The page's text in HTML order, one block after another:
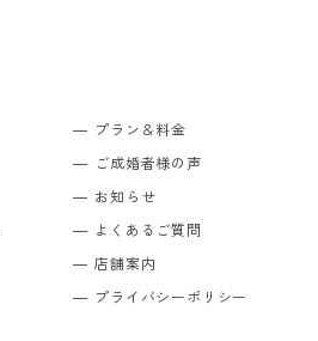
プラン＆料金
ご成婚者様の声
お知らせ
よくあるご質問
店舗案内
プライバシーポリシー